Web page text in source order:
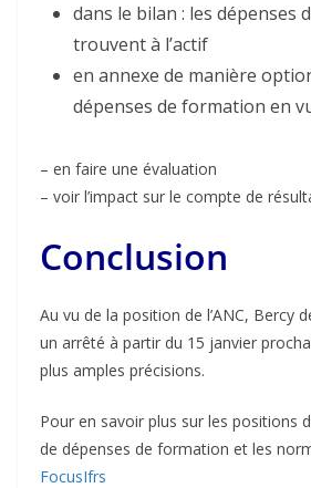
dans le bilan : les dépenses
trouvent à l’actif
en annexe de manière
dépenses de formation en
– en faire une évaluation
– voir l’impact sur le compte de
Conclusion
Au vu de la position de l’ANC, Bercy
un arrêté à partir du 15 janvier
plus amples précisions.
Pour en savoir plus sur les positions
de dépenses de formation et les
FocusIfrs